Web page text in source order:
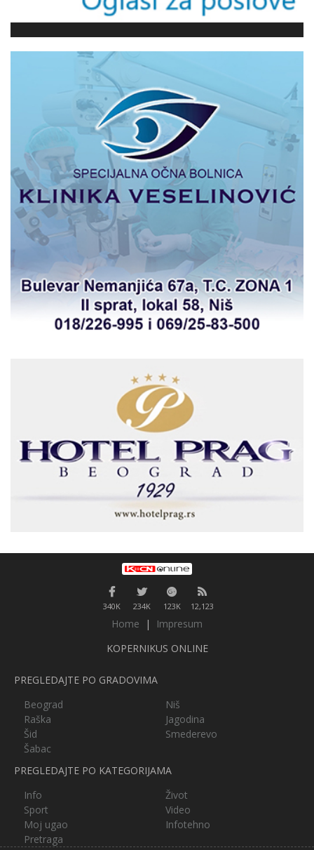
340K 234K 123K 12,123
Home |
Impresum
KOPERNIKUS ONLINE
PREGLEDAJTE PO GRADOVIMA
Beograd
Niš
Raška
Jagodina
Šid
Smederevo
Šabac
PREGLEDAJTE PO KATEGORIJAMA
Info
Život
Sport
Video
Moj ugao
Infotehno
Pretraga